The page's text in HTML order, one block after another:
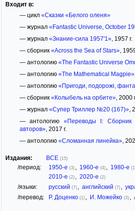
Входит в:
— цикл «Сказки «Белого оленя»
— журнал «Fantastic Universe, October
— журнал «Знание-сила 1957'1», 1957 г.
— сборник «Across the Sea of Stars»,
— антологию «The Fantastic Universe
— антологию «The Mathematical Magpie»
— антологию «Пригоди, подорожі,
— сборник «Колыбель на орбите», 2000
— журнал «Супер Триллер №20 (167)»,
— антологию «Переводы I: Сборник
авторов», 2017 г.
— антологию «Сломанная линейка»,
Издания: ВСЕ (15)
/период: 1950-е (3) 1960-е (4) 1980-е
2010-е (2) 2020-е (2)
/языки: русский (7) английский (7)
/перевод: Р. Доценко (1) И. Можейко (3)